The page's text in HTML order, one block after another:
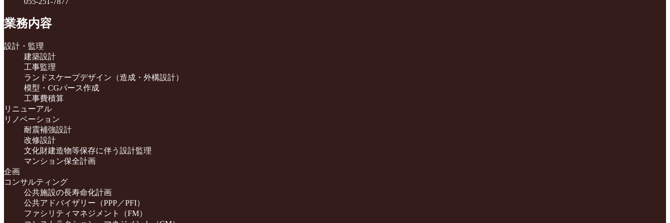
業務内容
設計・監理
建築設計
工事監理
ランドスケープデザイン（造成・外構設計）
模型・CGパース作成
工事費積算
リニューアル
リノベーション
耐震補強設計
改修設計
文化財建造物等保存に伴う設計監理
マンション保全計画
企画
コンサルティング
公共施設の長寿命化計画
公共アドバイザリー（PPP／PFI）
ファシリティマネジメント（FM）